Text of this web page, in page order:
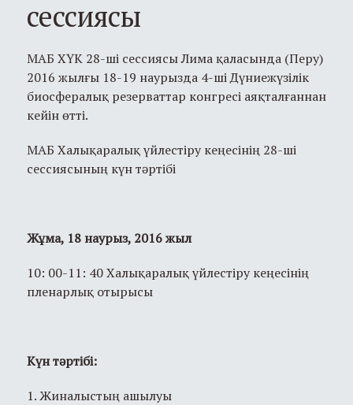
сессиясы
МАБ ХҮК 28-ші сессиясы Лима қаласында (Перу)
2016 жылғы 18-19 наурызда 4-ші Дүниежүзілік
биосфералық резерваттар конгресі аяқталғаннан
кейін өтті.
МАБ Халықаралық үйлестіру кеңесінің 28-ші
сессиясының күн тәртібі
Жұма, 18 наурыз, 2016 жыл
10: 00-11: 40 Халықаралық үйлестіру кеңесінің
пленарлық отырысы
Күн тәртібі:
1. Жиналыстың ашылуы